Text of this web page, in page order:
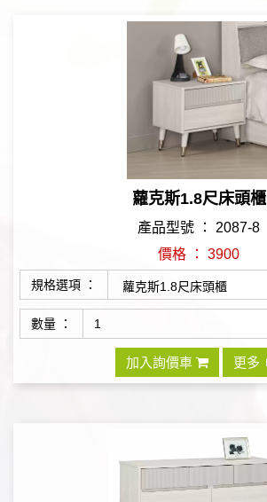
蘿克斯1.8尺床頭櫃
產品型號 ： 2087-8
價格 ： 3900
規格選項 ：
數量 ：
加入詢價車 更多